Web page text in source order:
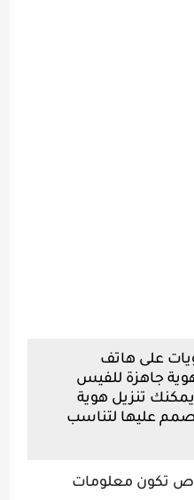
على هاتف
جاهزة للفيس
تنزيل هوية
عليها لتناسب
تكون